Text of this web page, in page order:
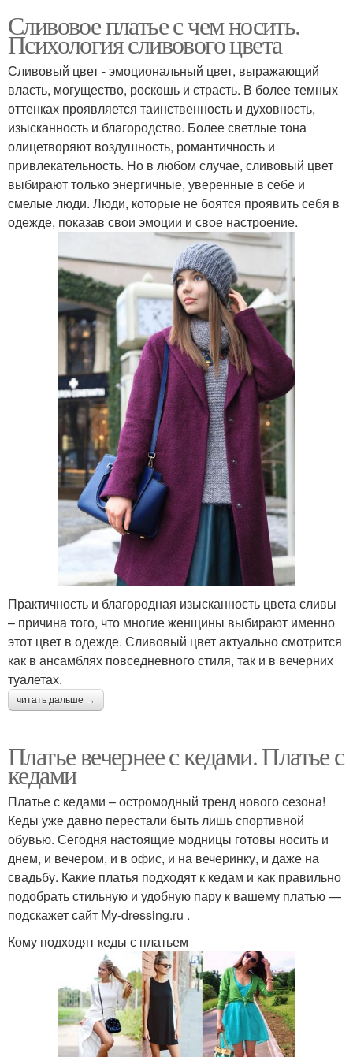
Сливовое платье с чем носить.
Психология сливового цвета
Сливовый цвет - эмоциональный цвет, выражающий
власть, могущество, роскошь и страсть. В более темных
оттенках проявляется таинственность и духовность,
изысканность и благородство. Более светлые тона
олицетворяют воздушность, романтичность и
привлекательность. Но в любом случае, сливовый цвет
выбирают только энергичные, уверенные в себе и
смелые люди. Люди, которые не боятся проявить себя в
одежде, показав свои эмоции и свое настроение.
Практичность и благородная изысканность цвета сливы
– причина того, что многие женщины выбирают именно
этот цвет в одежде. Сливовый цвет актуально смотрится
как в ансамблях повседневного стиля, так и в вечерних
туалетах.
читать дальше →
Платье вечернее с кедами. Платье с
кедами
Платье с кедами – остромодный тренд нового сезона!
Кеды уже давно перестали быть лишь спортивной
обувью. Сегодня настоящие модницы готовы носить и
днем, и вечером, и в офис, и на вечеринку, и даже на
свадьбу. Какие платья подходят к кедам и как правильно
подобрать стильную и удобную пару к вашему платью —
подскажет сайт My-dressing.ru .
Кому подходят кеды с платьем